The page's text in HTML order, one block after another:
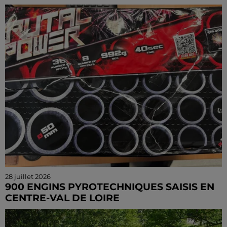
Coup de tonnerre dans le monde des échecs et pour
le club de C'Chartres. Le grand maître Alireza Firouzja
tire un trait sur la fin de sa saison dans le...
28 juillet 2026
900 ENGINS PYROTECHNIQUES SAISIS EN
CENTRE-VAL DE LOIRE
Un trafic sous haute surveillance neutralisé par les
douanes du Centre-Val de Loire. Dans le cadre de